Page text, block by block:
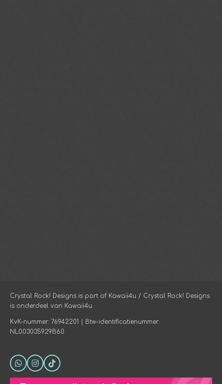
Crystal Rock! Designs is part of Kawaii4u / Crystal Rock! Designs
is onderdeel van Kawaii4u.
KvK-nummer: 76942201 | Btw-identificatienummer:
NL003035929B60
W
h
I
n
T
i